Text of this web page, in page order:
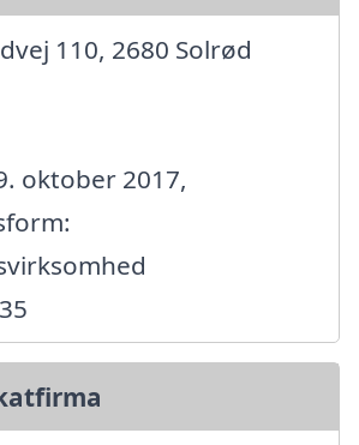
110, 2680 Solrød
oktober 2017,